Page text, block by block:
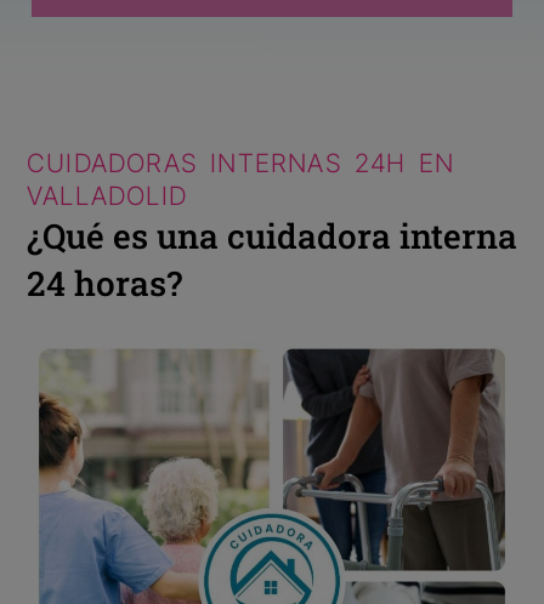
CUIDADORAS INTERNAS 24H EN
VALLADOLID
¿Qué es una cuidadora interna
24 horas?